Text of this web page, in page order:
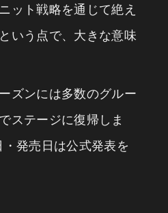
ット戦略を通じて絶え
いう点で、大きな意味
ズンには多数のグルー
ステージに復帰しま
発売日は公式発表を